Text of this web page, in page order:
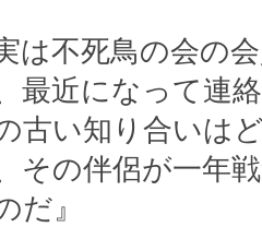
実は不死鳥の会の
最近になって連
古い知り合いは
その伴侶が一年
だ』